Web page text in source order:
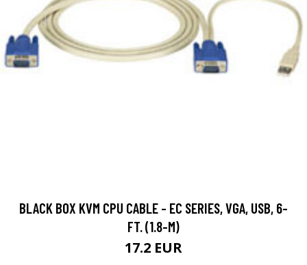
BLACK BOX KVM CPU CABLE - EC SERIES, VGA, USB, 6-
FT. (1.8-M)
17.2 EUR